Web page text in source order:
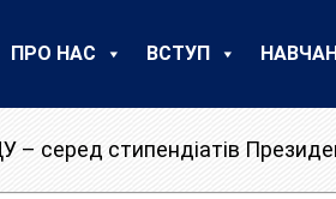
ПРО НАС ВСТУП
– серед стипендіатів